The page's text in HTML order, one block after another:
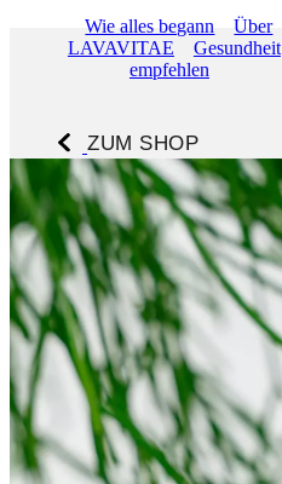
Wie alles begann
Über
LAVAVITAE
Gesundheit
empfehlen
ZUM SHOP